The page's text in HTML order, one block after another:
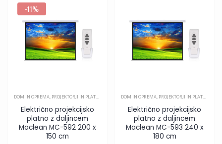
-11%
DOM IN OPREMA, PROJEKTORJI IN PLATNA
Električno projekcijsko
platno z daljincem
Maclean MC-592 200 x
150 cm
DOM IN OPREMA, PROJEKTORJI IN PLATNA
Električno projekcijsko
platno z daljincem
Maclean MC-593 240 x
180 cm